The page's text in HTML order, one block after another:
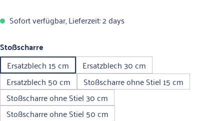
Sofort verfügbar, Lieferzeit: 2 days
Stoßscharre
Ersatzblech 15 cm
Ersatzblech 30 cm
Ersatzblech 50 cm
Stoßscharre ohne Stiel 15 cm
Stoßscharre ohne Stiel 30 cm
Stoßscharre ohne Stiel 50 cm